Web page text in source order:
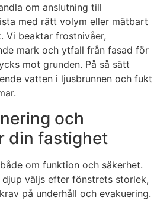
om anslutning till
med rätt volym eller mätbart
Vi beaktar frostnivåer,
mark och ytfall från fasad för
mot grunden. På så sätt
vatten i ljusbrunnen och fukt
och
din fastighet
om funktion och säkerhet.
väljs efter fönstrets storlek,
på underhåll och evakuering.